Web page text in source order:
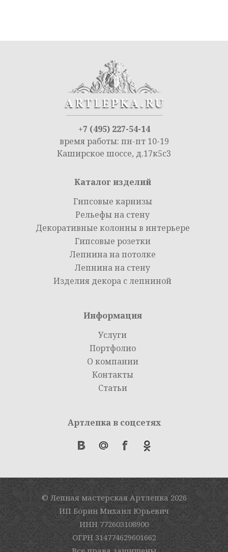
+7 (495) 227-54-14
время работы: пн-пт 10-19
Каширское шоссе, д.17к5с3
Каталог изделий
Гипсовые карнизы
Рельефы на стену
Декоративные колонны в интерьере
Гипсовые розетки
Лепнина на потолке
Лепнина на стену
Изделия декора с лепниной
Информация
Услуги
Портфолио
О компании
Контакты
Статьи
Артлепка в соцсетях
© Лепная мастерская Артлепка 2026
ИП Борин Михаил Юрьевич
ИНН 772603108900
ОГРН 314774629601662